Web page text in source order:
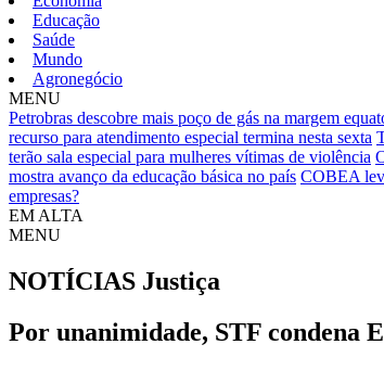
Educação
Saúde
Mundo
Agronegócio
MENU
Petrobras descobre mais poço de gás na margem
recurso para atendimento especial termina nesta sexta
terão sala especial para mulheres vítimas de violência
mostra avanço da educação básica no país COBEA
empresas?
EM ALTA
MENU
NOTÍCIAS Justiça
Por unanimidade, STF condena